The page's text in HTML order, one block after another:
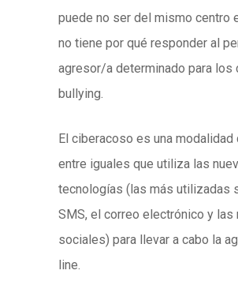
puede no ser del mismo centro
no tiene por qué responder al
agresor/a determinado para los
bullying.
El ciberacoso es una modalidad
entre iguales que utiliza las
tecnologías (las más utilizadas
SMS, el correo electrónico y las
sociales) para llevar a cabo la
line.